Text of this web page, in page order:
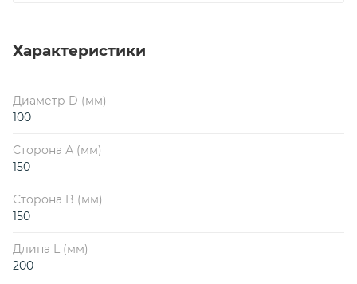
Характеристики
Диаметр D (мм)
100
Сторона А (мм)
150
Сторона B (мм)
150
Длина L (мм)
200